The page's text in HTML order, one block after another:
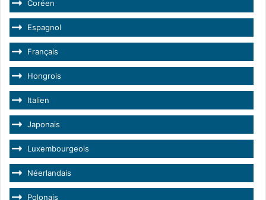
Coréen
Espagnol
Français
Hongrois
Italien
Japonais
Luxembourgeois
Néerlandais
Polonais